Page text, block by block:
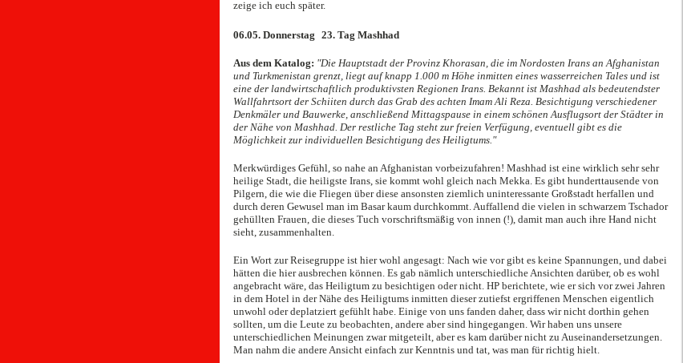
zeige ich euch später.
06.05. Donnerstag 23. Tag Mashhad
Aus dem Katalog: "Die Hauptstadt der Provinz Khorasan, die im Nordosten Irans an Afghanistan
und Turkmenistan grenzt, liegt auf knapp 1.000 m Höhe inmitten eines wasserreichen Tales und ist
eine der landwirtschaftlich produktivsten Regionen Irans. Bekannt ist Mashhad als bedeutendster
Wallfahrtsort der Schiiten durch das Grab des achten Imam Ali Reza. Besichtigung verschiedener
Denkmäler und Bauwerke, anschließend Mittagspause in einem schönen Ausflugsort der Städter in
der Nähe von Mashhad. Der restliche Tag steht zur freien Verfügung, eventuell gibt es die
Möglichkeit zur individuellen Besichtigung des Heiligtums."
Merkwürdiges Gefühl, so nahe an Afghanistan vorbeizufahren! Mashhad ist eine wirklich sehr sehr
heilige Stadt, die heiligste Irans, sie kommt wohl gleich nach Mekka. Es gibt hunderttausende von
Pilgern, die wie die Fliegen über diese ansonsten ziemlich uninteressante Großstadt herfallen und
durch deren Gewusel man im Basar kaum durchkommt. Auffallend die vielen in schwarzem Tschador
gehüllten Frauen, die dieses Tuch vorschriftsmäßig von innen (!), damit man auch ihre Hand nicht
sieht, zusammenhalten.
Ein Wort zur Reisegruppe ist hier wohl angesagt: Nach wie vor gibt es keine Spannungen, und dabei
hätten die hier ausbrechen können. Es gab nämlich unterschiedliche Ansichten darüber, ob es wohl
angebracht wäre, das Heiligtum zu besichtigen oder nicht. HP berichtete, wie er sich vor zwei Jahren
in dem Hotel in der Nähe des Heiligtums inmitten dieser zutiefst ergriffenen Menschen eigentlich
unwohl oder deplatziert gefühlt habe. Einige von uns fanden daher, dass wir nicht dorthin gehen
sollten, um die Leute zu beobachten, andere aber sind hingegangen. Wir haben uns unsere
unterschiedlichen Meinungen zwar mitgeteilt, aber es kam darüber nicht zu Auseinandersetzungen.
Man nahm die andere Ansicht einfach zur Kenntnis und tat, was man für richtig hielt.